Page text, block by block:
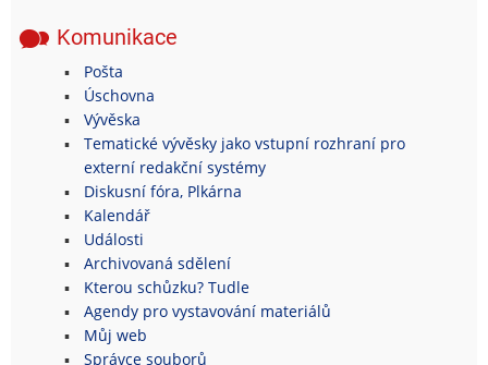
Komunikace
Pošta
Úschovna
Vývěska
Tematické vývěsky jako vstupní rozhraní pro
externí redakční systémy
Diskusní fóra, Plkárna
Kalendář
Události
Archivovaná sdělení
Kterou schůzku? Tudle
Agendy pro vystavování materiálů
Můj web
Správce souborů